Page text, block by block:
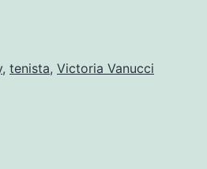
, tenista, Victoria Vanucci